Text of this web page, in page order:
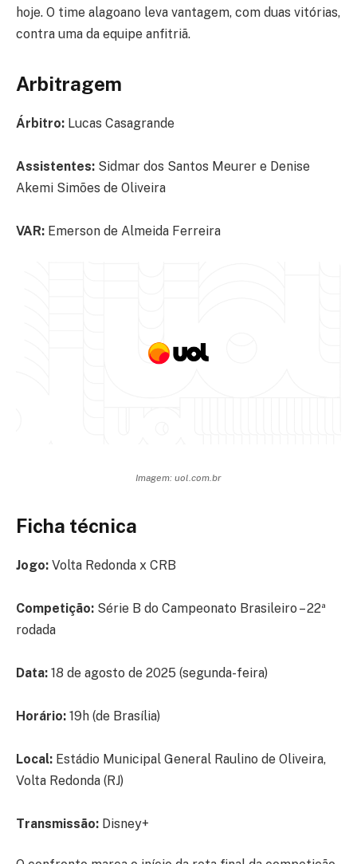
hoje. O time alagoano leva vantagem, com duas vitórias,
contra uma da equipe anfitriã.
Arbitragem
Árbitro: Lucas Casagrande
Assistentes: Sidmar dos Santos Meurer e Denise
Akemi Simões de Oliveira
VAR: Emerson de Almeida Ferreira
Imagem: uol.com.br
Ficha técnica
Jogo: Volta Redonda x CRB
Competição: Série B do Campeonato Brasileiro – 22ª
rodada
Data: 18 de agosto de 2025 (segunda-feira)
Horário: 19h (de Brasília)
Local: Estádio Municipal General Raulino de Oliveira,
Volta Redonda (RJ)
Transmissão: Disney+